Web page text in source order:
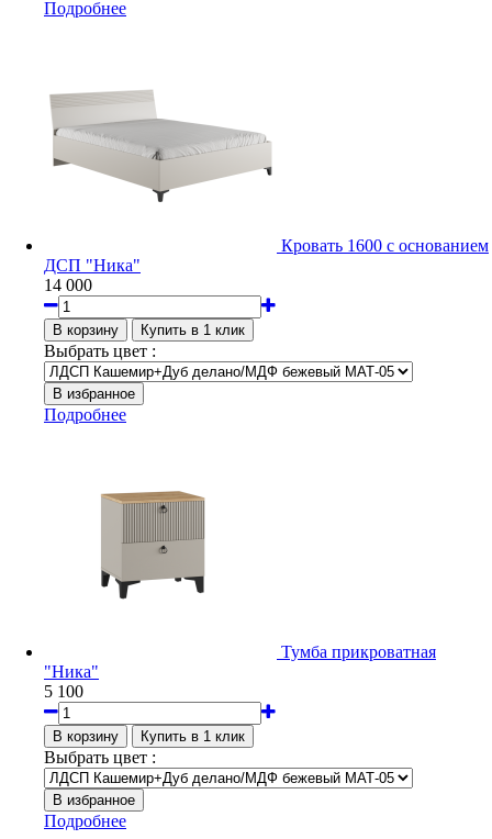
Подробнее
Кровать 1600 с основанием
ДСП "Ника"
14 000
Выбрать цвет :
Подробнее
Тумба прикроватная
"Ника"
5 100
Выбрать цвет :
Подробнее